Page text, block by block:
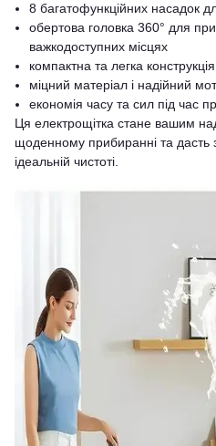
8 багатофункційних насадок
обертова головка 360° для
важкодоступних місцях
компактна та легка конструкція
міцний матеріал і надійний
економія часу та сил під час
Ця електрощітка стане вашим
щоденному прибиранні та дасть
ідеальній чистоті.